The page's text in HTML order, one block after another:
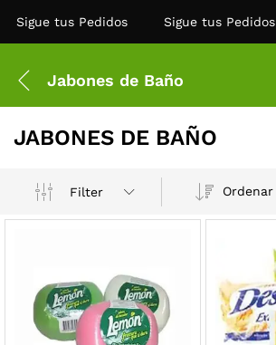
Sigue tus Pedidos Sigue tus Pedidos
Jabones de Baño
JABONES DE BAÑO
Filter